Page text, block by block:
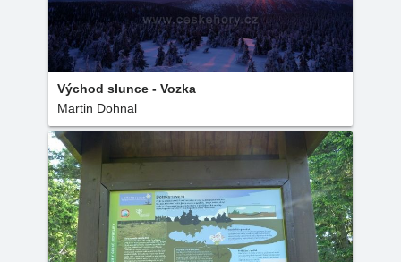
Východ slunce - Vozka
Martin Dohnal